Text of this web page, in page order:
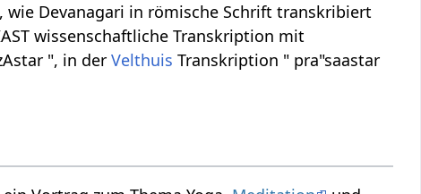
Devanagari in römische Schrift transkribiert
wissenschaftliche Transkription mit
", in derVelthuis Transkription " pra"saastar